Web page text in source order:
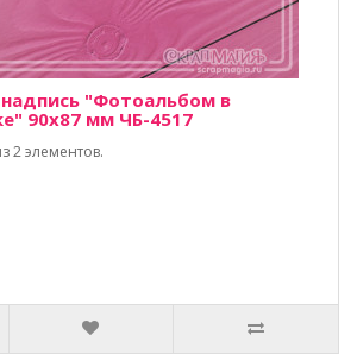
"Фотоальбом в
90х87 мм ЧБ-4517
2 элементов.